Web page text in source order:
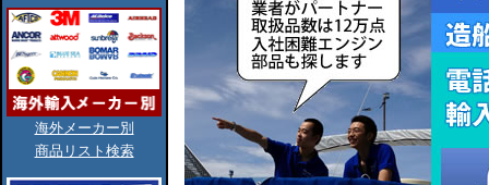
海外メーカー別
商品リスト検索